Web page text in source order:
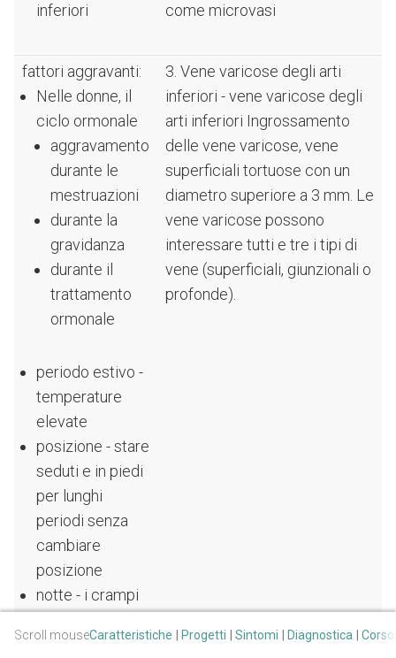
Scroll mouseCaratteristiche Progetti Sintomi Diagnostica Corso
inferiori
come microvasi
fattori aggravanti:
Nelle donne, il
ciclo ormonale
aggravamento
durante le
mestruazioni
durante la
gravidanza
durante il
trattamento
ormonale
periodo estivo -
temperature
elevate
posizione - stare
seduti e in piedi
per lunghi
periodi senza
cambiare
posizione
notte - i crampi
si verificano
3. Vene varicose degli arti
inferiori - vene varicose degli
arti inferiori Ingrossamento
delle vene varicose, vene
superficiali tortuose con un
diametro superiore a 3 mm. Le
vene varicose possono
interessare tutti e tre i tipi di
vene (superficiali, giunzionali o
profonde).